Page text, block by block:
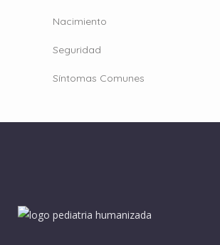
Nacimiento
Seguridad
Síntomas Comunes